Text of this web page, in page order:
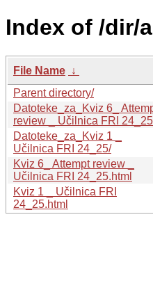
Index of /dir/
File Name ↓
Parent directory/
Datoteke_za_Kviz 6_
review _ Učilnica FRI
Datoteke_za_Kviz 1 _
Učilnica FRI 24_25/
Kviz 6_ Attempt review _
Učilnica FRI 24_25.html
Kviz 1 _ Učilnica FRI
24_25.html